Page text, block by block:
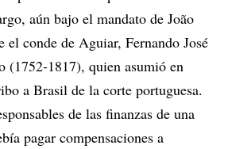
aún bajo el mandato de João
conde de Aguiar, Fernando José
(1752-1817), quien asumió en
a Brasil de la corte portuguesa.
de las finanzas de una
pagar compensaciones a